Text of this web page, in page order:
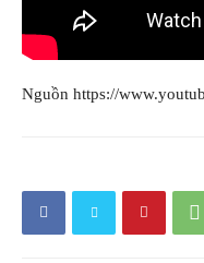
Nguồn https://